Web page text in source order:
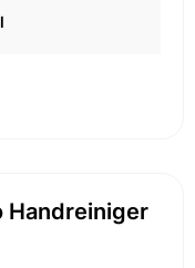
Handreiniger